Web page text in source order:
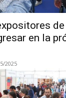
en la
2025